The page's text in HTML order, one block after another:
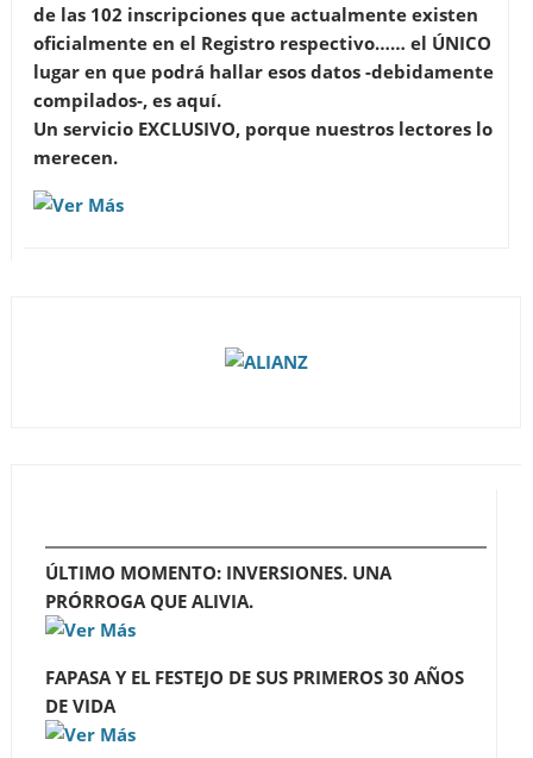
de las 102 inscripciones queactualmente existen
oficialmente en el Registro respectivo…… el ÚNICO
lugar en que podrá hallar esos datos -debidamente
compilados-, es aquí.
Un servicio EXCLUSIVO, porque nuestros lectores lo
merecen.
ÚLTIMO MOMENTO: INVERSIONES. UNA
PRÓRROGA QUE ALIVIA.
FAPASA Y EL FESTEJO DE SUS PRIMEROS 30 AÑOS
DE VIDA